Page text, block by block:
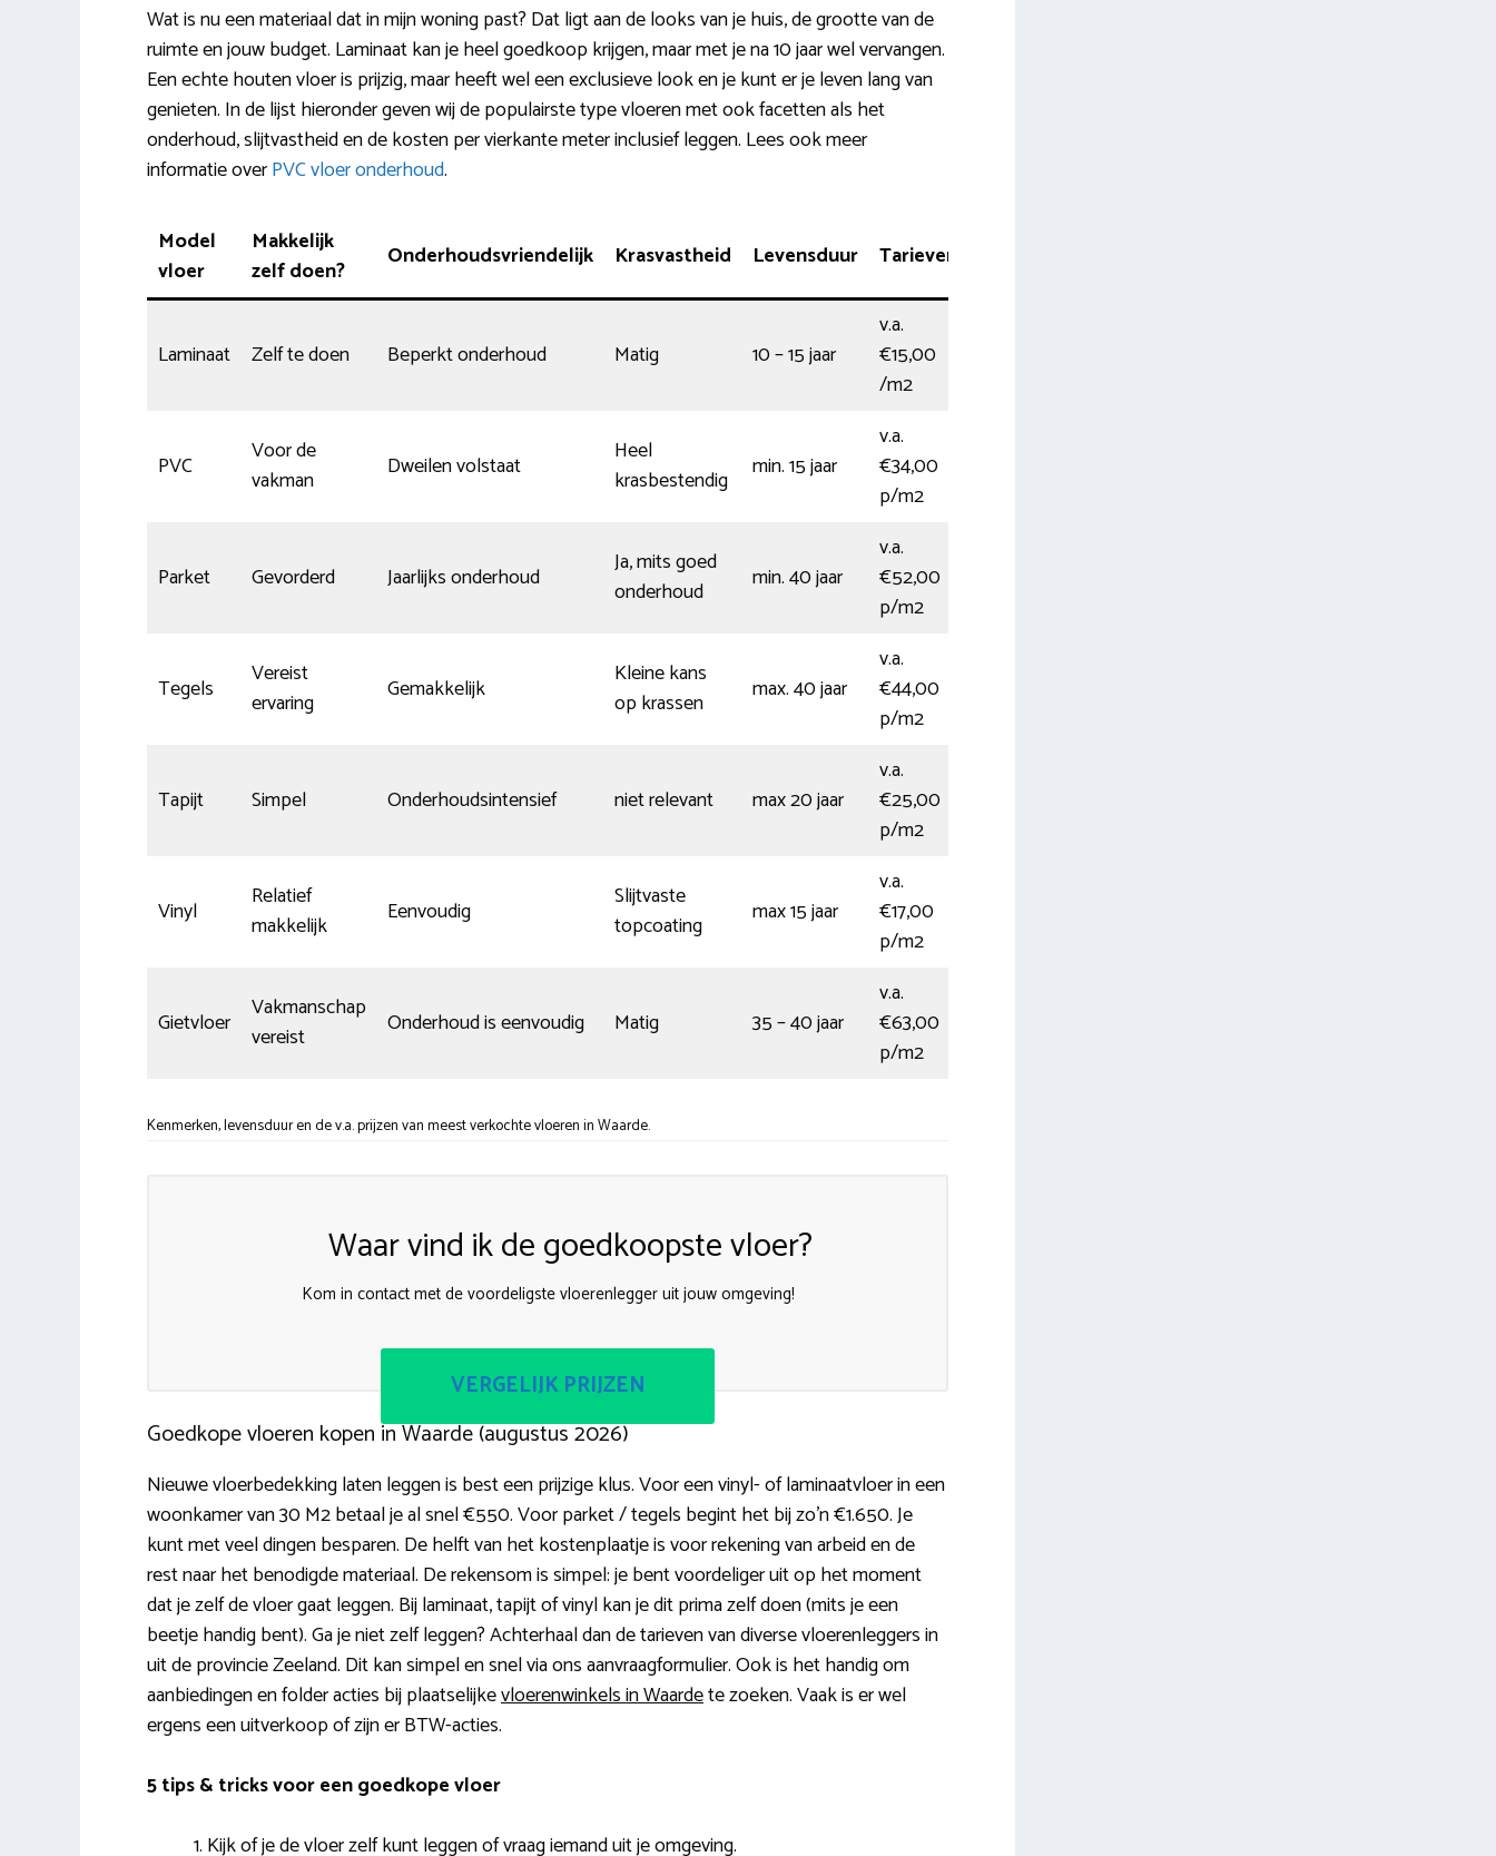
Wat is nu een materiaal dat in mijn woning past? Dat ligt aan de looks van je huis, de grootte van de
ruimte en jouw budget. Laminaat kan je heel goedkoop krijgen, maar met je na 10 jaar wel vervangen.
Een echte houten vloer is prijzig, maar heeft wel een exclusieve look en je kunt er je leven lang van
genieten. In de lijst hieronder geven wij de populairste type vloeren met ook facetten als het
onderhoud, slijtvastheid en de kosten per vierkante meter inclusief leggen. Lees ook meer
informatie overPVC vloer onderhoud.
Model
vloer
Makkelijk
zelf doen?
Onderhoudsvriendelijk Krasvastheid Levensduur Tarieven
Laminaat Zelf te doen Beperkt onderhoud Matig 10 – 15 jaar
v.a.
€15,00
/m2
PVC
Voor de
vakman
Dweilen volstaat
Heel
krasbestendig
min. 15 jaar
v.a.
€34,00
p/m2
Parket Gevorderd Jaarlijks onderhoud
Ja, mits goed
onderhoud
min. 40 jaar
v.a.
€52,00
p/m2
Tegels
Vereist
ervaring
Gemakkelijk
Kleine kans
op krassen
max. 40 jaar
v.a.
€44,00
p/m2
Tapijt Simpel Onderhoudsintensief niet relevant max 20 jaar
v.a.
€25,00
p/m2
Vinyl
Relatief
makkelijk
Eenvoudig
Slijtvaste
topcoating
max 15 jaar
v.a.
€17,00
p/m2
Gietvloer
Vakmanschap
vereist
Onderhoud is eenvoudig Matig 35 – 40 jaar
v.a.
€63,00
p/m2
Kenmerken, levensduur en de v.a. prijzen van meest verkochte vloeren in Waarde.
Waar vind ik de goedkoopste vloer?
Kom in contact met de voordeligste vloerenlegger uit jouw omgeving!
VERGELIJK PRIJZEN
Goedkope vloeren kopen in Waarde (augustus 2026)
Nieuwe vloerbedekking laten leggen is best een prijzige klus. Voor een vinyl- of laminaatvloer in een
woonkamer van 30 M2 betaal je al snel €550. Voor parket / tegels begint het bij zo’n €1.650. Je
kunt met veel dingen besparen. De helft van het kostenplaatje is voor rekening van arbeid en de
rest naar het benodigde materiaal. De rekensom is simpel: je bent voordeliger uit op het moment
dat je zelf de vloer gaat leggen. Bij laminaat, tapijt of vinyl kan je dit prima zelf doen (mits je een
beetje handig bent). Ga je niet zelf leggen? Achterhaal dan de tarieven van diverse vloerenleggers in
uit de provincie Zeeland. Dit kan simpel en snel via ons aanvraagformulier. Ook is het handig om
aanbiedingen en folder acties bij plaatselijkevloerenwinkels in Waardete zoeken. Vaak is er wel
ergens een uitverkoop of zijn er BTW-acties.
5 tips & tricks voor een goedkope vloer
Kijk of je de vloer zelf kunt leggen of vraag iemand uit je omgeving.